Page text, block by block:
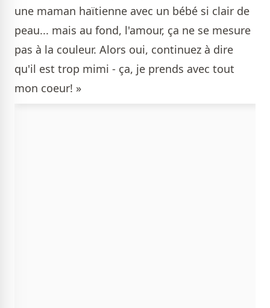
une maman haïtienne avec un bébé si clair de
peau... mais au fond, l'amour, ça ne se mesure
pas à la couleur. Alors oui, continuez à dire
qu'il est trop mimi - ça, je prends avec tout
mon coeur! »